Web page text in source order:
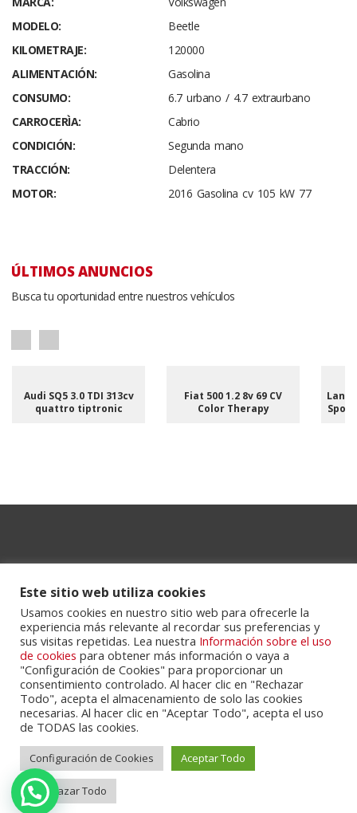
MODELO:
Beetle
KILOMETRAJE:
120000
ALIMENTACIÓN:
Gasolina
CONSUMO:
6.7 urbano / 4.7 extraurbano
CARROCERÌA:
Cabrio
CONDICIÓN:
Segunda mano
TRACCIÓN:
Delentera
MOTOR:
2016 Gasolina cv 105 kW 77
ÚLTIMOS ANUNCIOS
Busca tu oportunidad entre nuestros vehículos
Audi SQ5 3.0 TDI 313cv
quattro tiptronic
Fiat 500 1.2 8v 69 CV
Color Therapy
Land
Sport
Powered byPortalclub.
Cookie Policy Privacy Policy
Este sitio web utiliza cookies
Usamos cookies en nuestro sitio web para ofrecerle la
experiencia más relevante al recordar sus preferencias y
sus visitas repetidas. Lea nuestra Información sobre el uso
de cookies para obtener más información o vaya a
"Configuración de Cookies" para proporcionar un
consentimiento controlado. Al hacer clic en "Rechazar
Todo", acepta el almacenamiento de solo las cookies
necesarias. Al hacer clic en "Aceptar Todo", acepta el uso
de TODAS las cookies.
Configuración de Cookies Aceptar Todo
Rechazar Todo